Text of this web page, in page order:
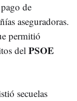
de
aseguradoras.
permitió
del PSOE
secuelas